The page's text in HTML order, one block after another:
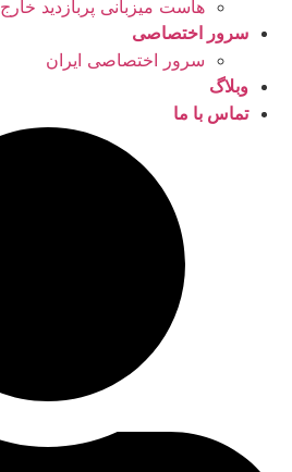
هاست میزبانی پربازدید خارج
سرور اختصاصی
سرور اختصاصی ایران
وبلاگ
تماس با ما